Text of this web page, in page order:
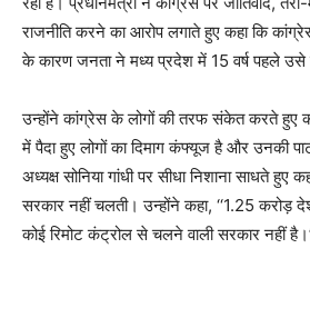
राजनीति करने का आरोप लगाते हुए कहा कि
के कारण जनता ने मध्य प्रदेश में 15 वर्ष पहले उसे
उन्होंने कांग्रेस के लोगों की तरफ संकेत करते हुए
में पैदा हुए लोगों का दिमाग कंफ्यूज है और उनकी
अध्यक्ष सोनिया गांधी पर सीधा निशाना साधते
सरकार नहीं चलती। उन्होंने कहा, ‘‘1.25 करोड़
कोई रिमोट कंट्रोल से चलने वाली सरकार नहीं